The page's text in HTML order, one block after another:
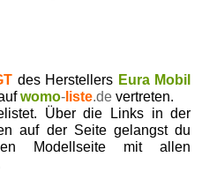
des Herstellers Eura Mobil
womo-liste.devertreten.
Über die Links in der
auf der Seite gelangst du
Modellseite mit allen